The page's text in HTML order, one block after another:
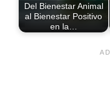
Del Bienestar Animal
al Bienestar Positivo
en la…